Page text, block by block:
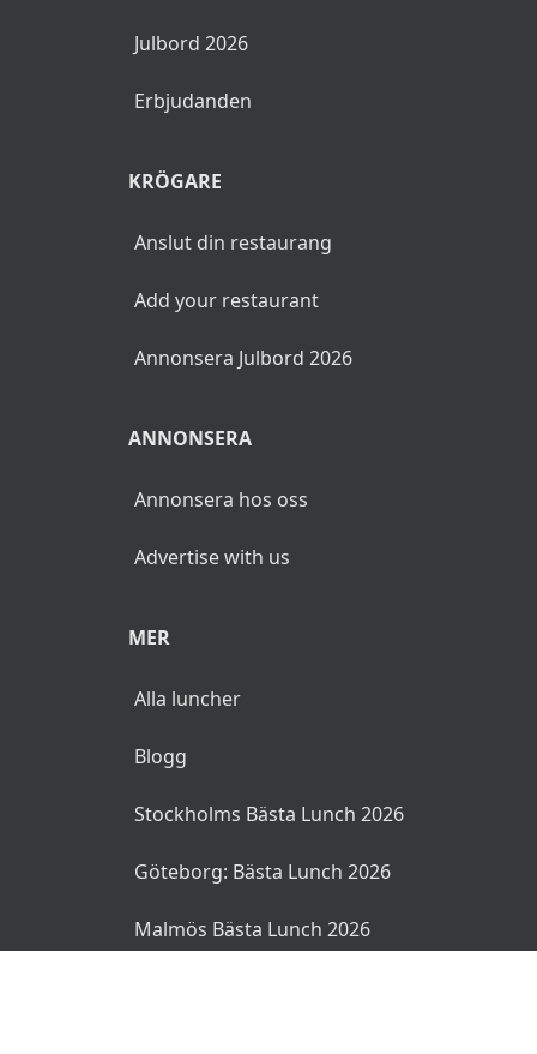
Julbord 2026
Erbjudanden
KRÖGARE
Anslut din restaurang
Add your restaurant
Annonsera Julbord 2026
ANNONSERA
Annonsera hos oss
Advertise with us
MER
Alla luncher
Blogg
Stockholms Bästa Lunch 2026
Göteborg: Bästa Lunch 2026
Malmös Bästa Lunch 2026